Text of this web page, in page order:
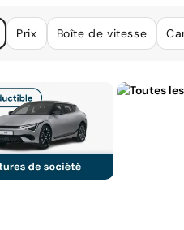
Prix Boîte de vitesse